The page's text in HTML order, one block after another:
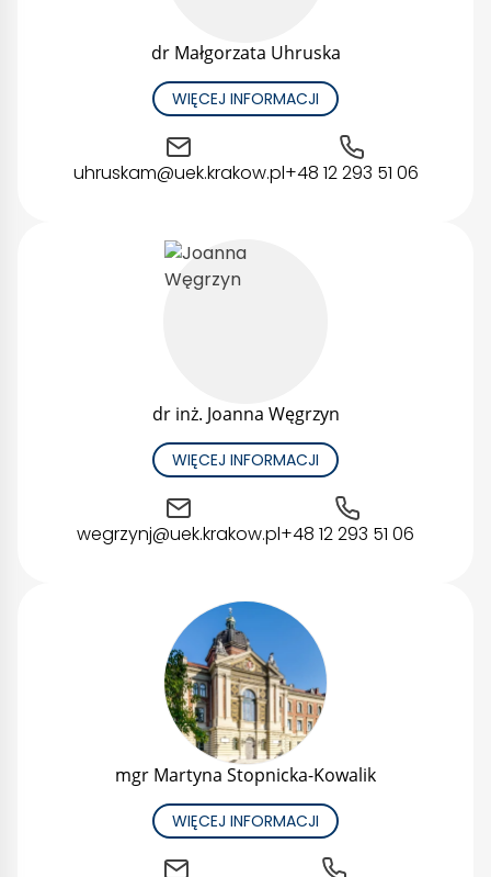
dr Małgorzata Uhruska
WIĘCEJ INFORMACJI
uhruskam@uek.krakow.pl+48 12 293 51 06
dr inż. Joanna Węgrzyn
WIĘCEJ INFORMACJI
wegrzynj@uek.krakow.pl+48 12 293 51 06
mgr Martyna Stopnicka-Kowalik
WIĘCEJ INFORMACJI